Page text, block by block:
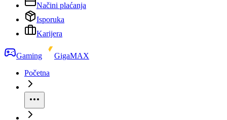
Načini plaćanja
Isporuka
Karijera
Gaming
GigaMAX
Početna